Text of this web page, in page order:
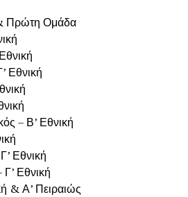
Πρώτη Ομάδα
Εθνική
– Β’ Εθνική
Εθνική
Εθνική
& Α’ Πειραιώς